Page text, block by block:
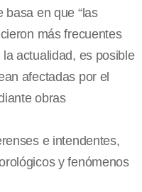
basa en que “las
más frecuentes
actualidad, es posible
afectadas por el
obras
e intendentes,
y fenómenos